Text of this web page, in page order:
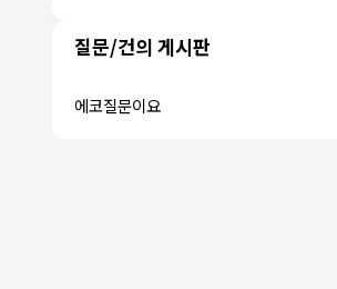
질문/건의 게시판
에코질문이요